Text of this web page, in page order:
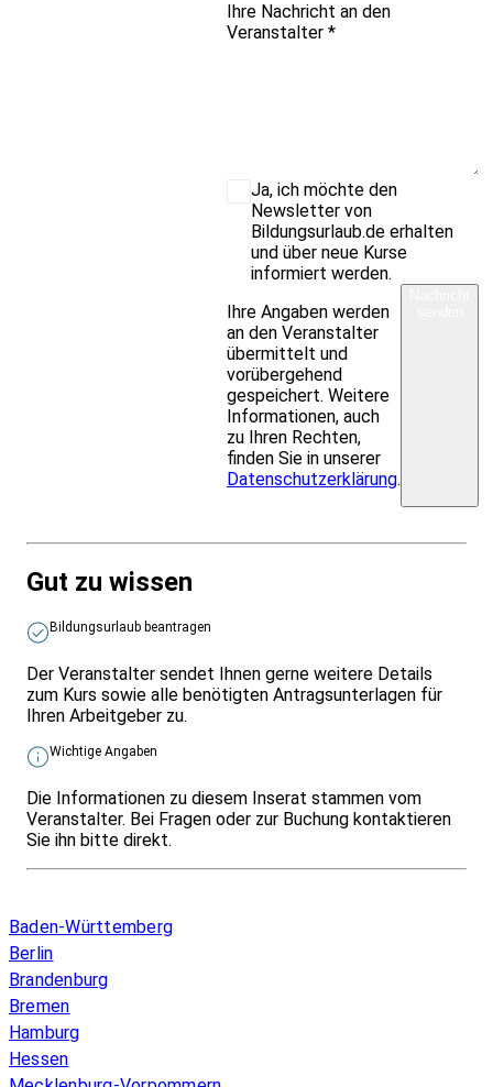
Ihre Nachricht an den
Veranstalter *
Ja, ich möchte den
Newsletter von
Bildungsurlaub.de erhalten
und über neue Kurse
informiert werden.
Ihre Angaben werden
an den Veranstalter
übermittelt und
vorübergehend
gespeichert. Weitere
Informationen, auch
zu Ihren Rechten,
finden Sie in unserer
Datenschutzerklärung.
Gut zu wissen
Bildungsurlaub beantragen
Der Veranstalter sendet Ihnen gerne weitere Details
zum Kurs sowie alle benötigten Antragsunterlagen für
Ihren Arbeitgeber zu.
Wichtige Angaben
Die Informationen zu diesem Inserat stammen vom
Veranstalter. Bei Fragen oder zur Buchung kontaktieren
Sie ihn bitte direkt.
Baden-Württemberg
Berlin
Brandenburg
Bremen
Hamburg
Hessen